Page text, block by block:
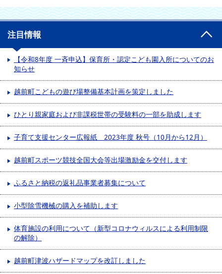
注目情報
【令和8年度 一斉申込】保育所・認定こども園入所についてのお
知らせ
越前町こどもの遊び場整備基本計画を策定しました
ひとり親家庭および非課税世帯の受験料の一部を助成します
子育て支援センター広報紙 2023年度 秋号（10月から12月）
越前町スポーツ競技全国大会等出場激励金を交付します
ふるさと納税の返礼品事業者募集について
小型除雪機械の購入を補助します
体育施設の利用について（新型コロナウィルスによる利用制限
の解除）
越前町津波ハザードマップを改訂しました